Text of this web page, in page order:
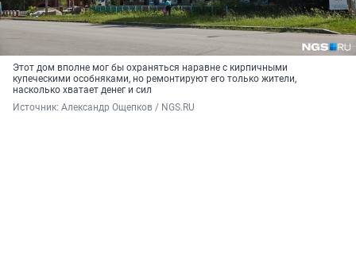
Этот дом вполне мог бы охраняться наравне с кирпичными
купеческими особняками, но ремонтируют его только жители,
насколько хватает денег и сил
Источник: Александр Ощепков / NGS.RU